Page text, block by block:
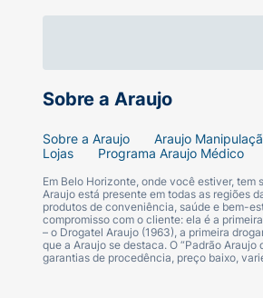
Sobre a Araujo
Sobre a Araujo Araujo
Lojas
Programa Araujo Médico
Em Belo Horizonte, onde você estiver,
Araujo está presente em todas as regiões
produtos de conveniência, saúde e bem-
compromisso com o cliente: ela é a
– o Drogatel Araujo (1963), a primeira
que a Araujo se destaca. O “Padrão
garantias de procedência, preço baixo,